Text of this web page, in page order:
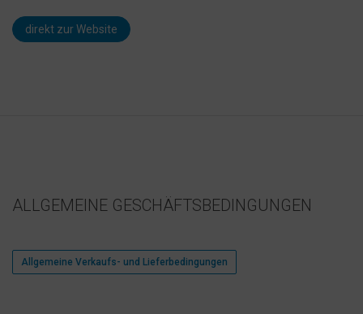
direkt zur Website
ALLGEMEINE GESCHÄFTSBEDINGUNGEN
Allgemeine Verkaufs- und Lieferbedingungen